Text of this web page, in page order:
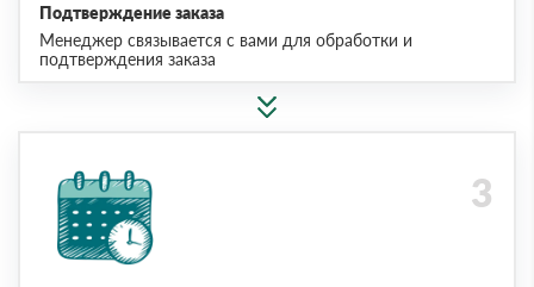
Подтверждение заказа
Менеджер связывается с вами для обработки и
подтверждения заказа